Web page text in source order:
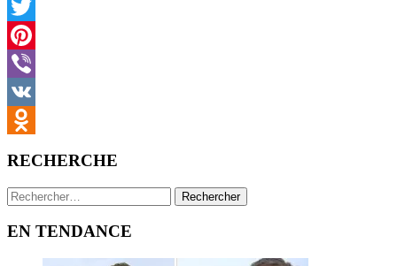
Facebook
Twitter
Pinterest
Viber
VK
RECHERCHE
Rechercher :
EN TENDANCE